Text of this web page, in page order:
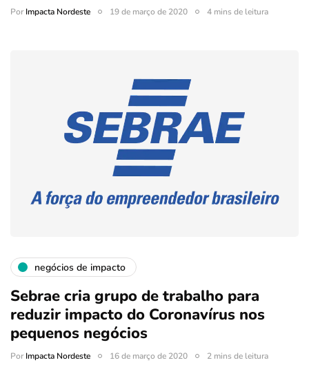
PorImpacta Nordeste 19 de março de 2020 4 mins de leitura
negócios de impacto
Sebrae cria grupo de trabalho para
reduzir impacto do Coronavírus nos
pequenos negócios
PorImpacta Nordeste 16 de março de 2020 2 mins de leitura